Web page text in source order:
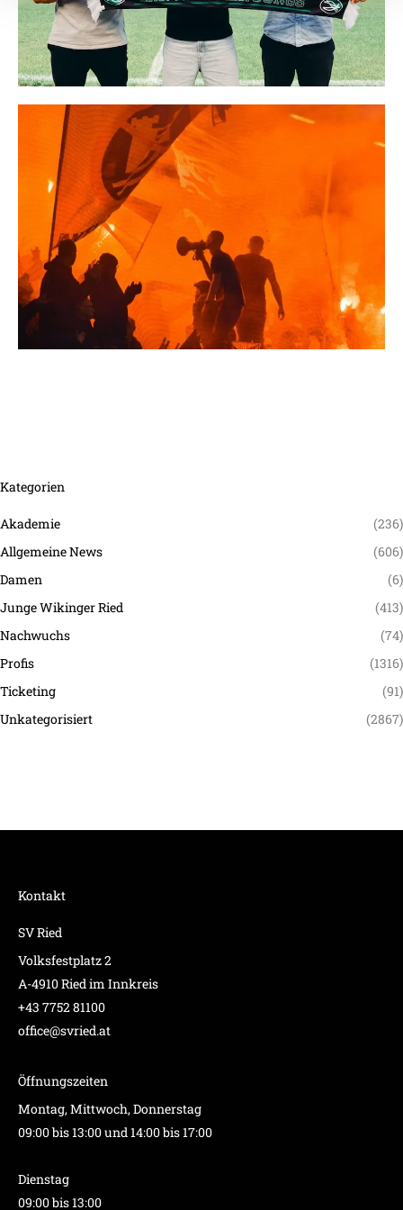
Empfänger entnehmen Sie unserer
Datenschutzerklärung.
Kategorien
Akademie
(236)
Allgemeine News
(606)
Damen
(6)
Junge Wikinger Ried
(413)
Nachwuchs
(74)
Profis
(1316)
Ticketing
(91)
Unkategorisiert
(2867)
Kontakt
SV Ried
Volksfestplatz 2
A-4910 Ried im Innkreis
+43 7752 81100
office@svried.at
Öffnungszeiten
Montag, Mittwoch, Donnerstag
09:00 bis 13:00 und 14:00 bis 17:00
Dienstag
09:00 bis 13:00